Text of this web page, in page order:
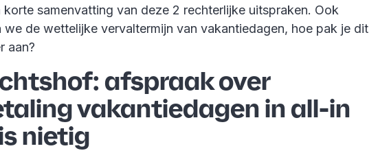
korte samenvatting van deze 2 rechterlijke uitspraken. Ook
we de wettelijke vervaltermijn van vakantiedagen, hoe pak je dit
aan?
afspraak over
vakantiedagen in all-in
nietig